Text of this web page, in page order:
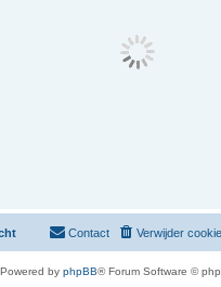
Verwijder
Contact
Powered by phpBB® Forum Software ©